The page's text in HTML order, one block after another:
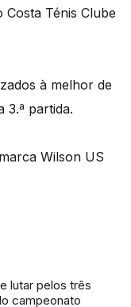
Ténis Clube
à melhor de
partida.
Wilson US
lutar pelos três
campeonato